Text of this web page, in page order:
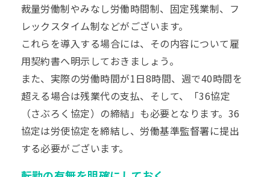
裁量労働制やみなし労働時間制、固定残業制、フ
レックスタイム制などがございます。
これらを導入する場合には、その内容について雇
用契約書へ明示しておきましょう。
また、実際の労働時間が1日8時間、週で40時間を
超える場合は残業代の支払、そして、「36協定
（さぶろく協定） の締結」も必要となります。36
協定は労使協定を締結し、労働基準監督署に提出
する必要がございます。